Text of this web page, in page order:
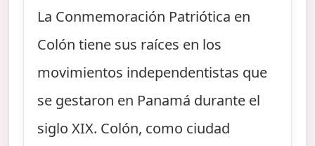
La Conmemoración Patriótica en
Colón tiene sus raíces en los
movimientos independentistas que
se gestaron en Panamá durante el
siglo XIX. Colón, como ciudad